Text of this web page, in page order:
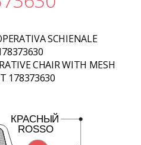
SCHIENALE
CHAIR WITH MESH
178373630